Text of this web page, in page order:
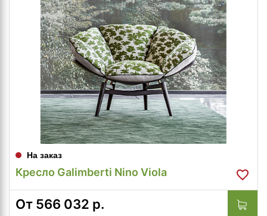
На заказ
Кресло Galimberti Nino Viola
От 566 032 р.